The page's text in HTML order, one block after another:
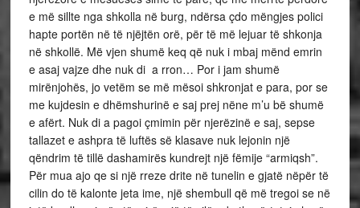
e më sillte nga shkolla në burg, ndërsa çdo mëngjes polici
hapte portën në të njëjtën orë, për të më lejuar të shkonja
në shkollë. Më vjen shumë keq që nuk i mbaj mënd emrin
e asaj vajze dhe nuk di a rron… Por i jam shumë
mirënjohës, jo vetëm se më mësoi shkronjat e para, por se
me kujdesin e dhëmshurinë e saj prej nëne m’u bë shumë
e afërt. Nuk di a pagoi çmimin për njerëzinë e saj, sepse
tallazet e ashpra të luftës së klasave nuk lejonin një
qëndrim të tillë dashamirës kundrejt një fëmije “armiqsh”.
Për mua ajo qe si një rreze drite në tunelin e gjatë nëpër të
cilin do të kalonte jeta ime, një shembull që më tregoi se në